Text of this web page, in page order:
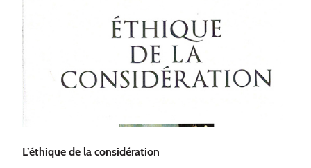
L’éthique de la considération